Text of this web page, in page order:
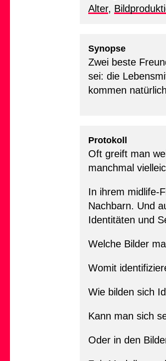
Alter,
Synopse
Zwei beste
sei: die
kommen
Protokoll
Oft greift man
manchmal
In ihrem midlife-
Nachbarn. Und
Identitäten und
Welche Bilder
Womit
Wie bilden sich
Kann man sich
Oder in den